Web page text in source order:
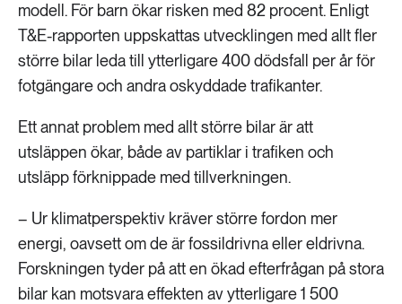
modell. För barn ökar risken med 82 procent. Enligt
T&E-rapporten uppskattas utvecklingen med allt fler
större bilar leda till ytterligare 400 dödsfall per år för
fotgängare och andra oskyddade trafikanter.
Ett annat problem med allt större bilar är att
utsläppen ökar, både av partiklar i trafiken och
utsläpp förknippade med tillverkningen.
– Ur klimatperspektiv kräver större fordon mer
energi, oavsett om de är fossildrivna eller eldrivna.
Forskningen tyder på att en ökad efterfrågan på stora
bilar kan motsvara effekten av ytterligare 1 500